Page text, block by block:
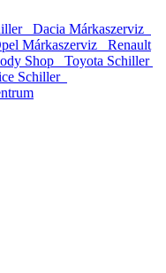
Dacia Márkaszerviz
Márkaszerviz
Renault
Shop
Toyota Schiller
Schiller